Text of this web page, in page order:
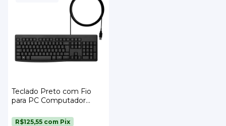
Teclado Preto com Fio
para PC Computador
R$125,55 com Pix